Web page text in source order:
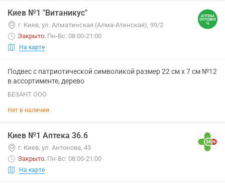
Киев №1 "Витаникус"
г. Киев, ул. Алматинская (Алма-Атинская), 99/2
Закрыто. Пн-Вс: 08:00-21:00
На карте
Подвес с патриотической символикой размер 22 см х 7 см №12
в ассортименте, дерево
БЕЗАНТ ООО
Нет в наличии
Киев №1 Аптека 36.6
г. Киев, ул. Антонова, 43
Закрыто. Пн-Вс: 08:00-21:00
На карте